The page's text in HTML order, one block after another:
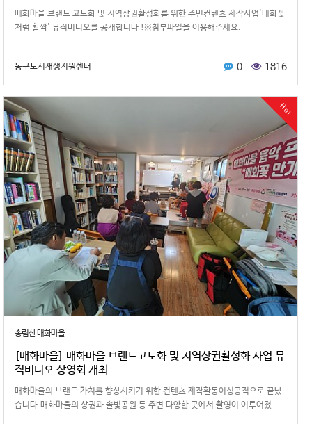
매화마을 브랜드 고도화 및 지역상권활성화를 위한 주민컨텐츠 제작사업'매화꽃
처럼 활짝' 뮤직비디오를 공개합니다 !※첨부파일을 이용해주세요.
동구도시재생지원센터 0 1816
Hot
송림산 매화마을
[매화마을] 매화마을 브랜드고도화 및 지역상권활성화 사업 뮤
직비디오 상영회 개최
매화마을의 브랜드 가치를 향상시키기 위한 컨텐츠 제작활동이성공적으로 끝났
습니다.매화마을의 상권과 솔빛공원 등 주변 다양한 곳에서 촬영이 이루어졌